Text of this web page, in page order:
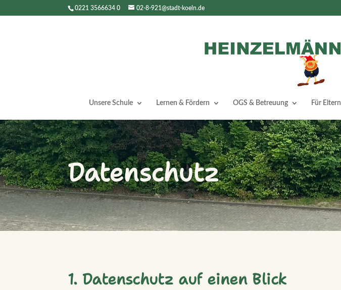
0221 3566634 0 02-8-921@stadt-koeln.de
Unsere Schule Lernen & Fördern OGS & Betreuung Für Eltern
Datenschutz
1. Datenschutz auf einen Blick